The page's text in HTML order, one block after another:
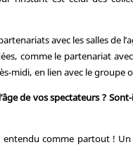
avec les salles de
comme le partenariat
midi, en lien avec le groupe
de vos spectateurs ?
entendu comme partout !